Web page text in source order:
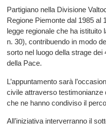
Partigiano nella Divisione
Regione Piemonte dal 1985 al
legge regionale che ha istituito
n. 30), contribuendo in modo
sorto nel luogo della strage dei
della Pace.
L’appuntamento sarà
civile attraverso
che ne hanno condiviso il
All’iniziativa interverranno il